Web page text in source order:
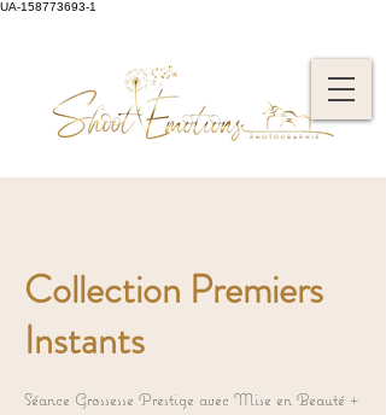
UA-158773693-1
Collection Premiers
Instants
Séance Grossesse Prestige avec Mise en Beauté +